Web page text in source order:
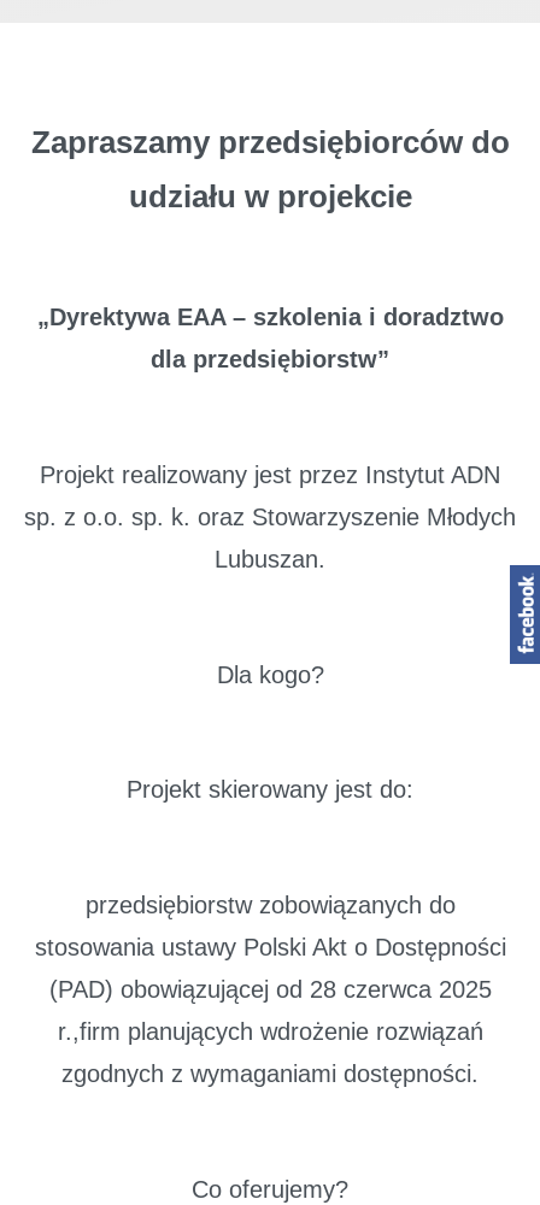
Zapraszamy przedsiębiorców do
udziału w projekcie
„Dyrektywa EAA – szkolenia i doradztwo
dla przedsiębiorstw”
Projekt realizowany jest przez Instytut ADN
sp. z o.o. sp. k. oraz Stowarzyszenie Młodych
Lubuszan.
Dla kogo?
Projekt skierowany jest do:
przedsiębiorstw zobowiązanych do
stosowania ustawy Polski Akt o Dostępności
(PAD) obowiązującej od 28 czerwca 2025
r.,firm planujących wdrożenie rozwiązań
zgodnych z wymaganiami dostępności.
Co oferujemy?